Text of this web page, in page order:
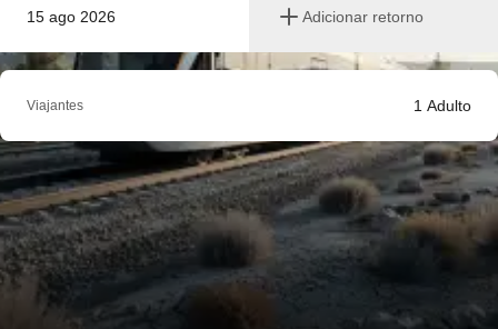
15 ago 2026 Adicionar retorno
Viajantes 1 Adulto